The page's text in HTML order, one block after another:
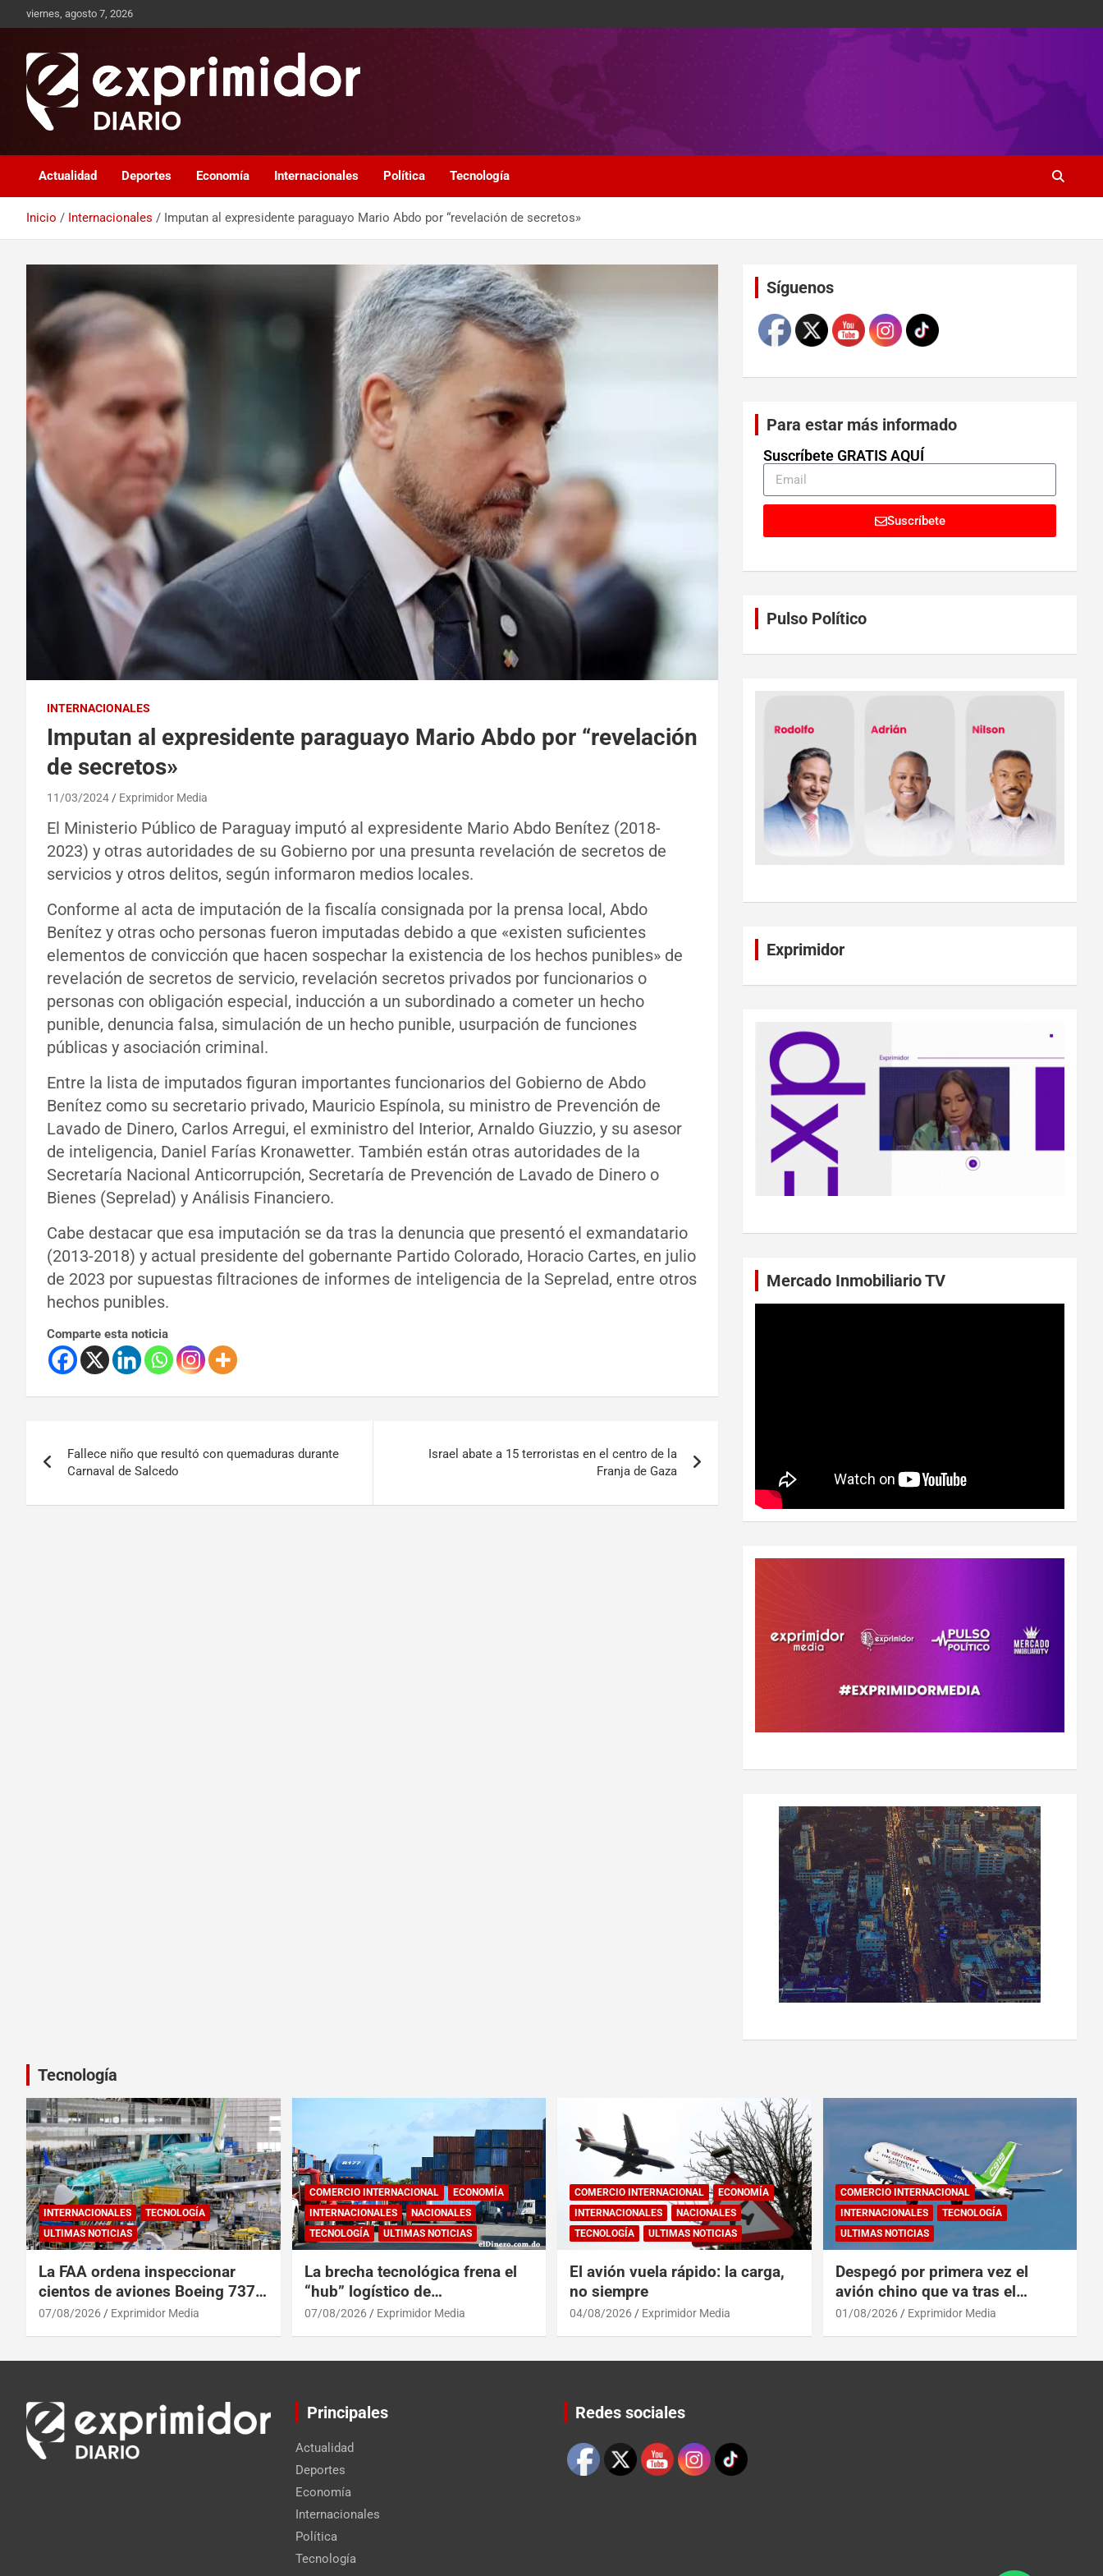
viernes, agosto 7, 2026
Exprimidor media
Actualidad Deportes Economía Internacionales Política Tecnología
Inicio Internacionales Imputan al expresidente paraguayo Mario Abdo por “revelación de secretos»
INTERNACIONALES
Imputan al expresidente paraguayo Mario Abdo por “revelación
de secretos»
11/03/2024 Exprimidor Media
El Ministerio Público de Paraguay imputó al expresidente Mario Abdo Benítez (2018-
2023) y otras autoridades de su Gobierno por una presunta revelación de secretos de
servicios y otros delitos, según informaron medios locales.
Conforme al acta de imputación de la fiscalía consignada por la prensa local, Abdo
Benítez y otras ocho personas fueron imputadas debido a que «existen suficientes
elementos de convicción que hacen sospechar la existencia de los hechos punibles» de
revelación de secretos de servicio, revelación secretos privados por funcionarios o
personas con obligación especial, inducción a un subordinado a cometer un hecho
punible, denuncia falsa, simulación de un hecho punible, usurpación de funciones
públicas y asociación criminal.
Entre la lista de imputados figuran importantes funcionarios del Gobierno de Abdo
Benítez como su secretario privado, Mauricio Espínola, su ministro de Prevención de
Lavado de Dinero, Carlos Arregui, el exministro del Interior, Arnaldo Giuzzio, y su asesor
de inteligencia, Daniel Farías Kronawetter. También están otras autoridades de la
Secretaría Nacional Anticorrupción, Secretaría de Prevención de Lavado de Dinero o
Bienes (Seprelad) y Análisis Financiero.
Cabe destacar que esa imputación se da tras la denuncia que presentó el exmandatario
(2013-2018) y actual presidente del gobernante Partido Colorado, Horacio Cartes, en julio
de 2023 por supuestas filtraciones de informes de inteligencia de la Seprelad, entre otros
hechos punibles.
Comparte esta noticia
Fallece niño que resultó con quemaduras durante
Carnaval de Salcedo
Israel abate a 15 terroristas en el centro de la
Franja de Gaza
SíguenosSet Youtube Channel ID
Para estar más informado
Suscríbete GRATIS AQUÍ
Suscríbete
Pulso Político
Exprimidor
Mercado Inmobiliario TV
Tecnología
INTERNACIONALES
TECNOLOGÍA
ULTIMAS NOTICIAS
La FAA ordena inspeccionar
cientos de aviones Boeing 737
Max por posibles grietas
07/08/2026 Exprimidor Media
COMERCIO INTERNACIONAL
ECONOMÍA
INTERNACIONALES
NACIONALES
TECNOLOGÍA
ULTIMAS NOTICIAS
La brecha tecnológica frena el
“hub” logístico de
Centroamérica y RD
07/08/2026 Exprimidor Media
COMERCIO INTERNACIONAL
ECONOMÍA
INTERNACIONALES
NACIONALES
TECNOLOGÍA
ULTIMAS NOTICIAS
El avión vuela rápido: la carga,
no siempre
04/08/2026 Exprimidor Media
COMERCIO INTERNACIONAL
INTERNACIONALES
TECNOLOGÍA
ULTIMAS NOTICIAS
Despegó por primera vez el
avión chino que va tras el
reinado del A319 en el Tíbet
01/08/2026 Exprimidor Media
Principales
Actualidad
Deportes
Economía
Internacionales
Política
Tecnología
Redes sociales
Set Youtube Channel ID